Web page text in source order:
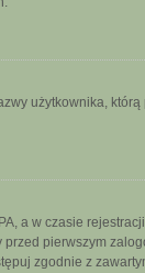
użytkownika,
a w czasie
przed pierwszym
zgodnie z